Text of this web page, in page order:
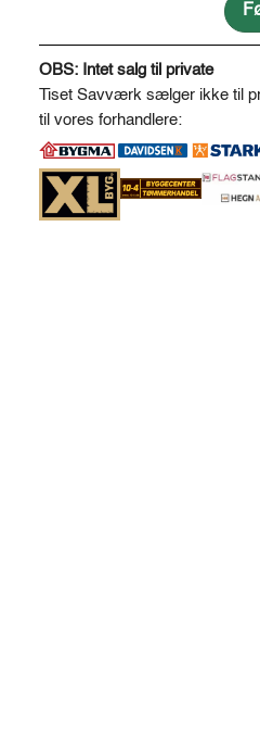
antal
A
l
t
e
r
n
t
OBS: Intet salg til private
Tiset Savværk sælger ikke til
til vores forhandlere: